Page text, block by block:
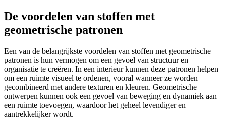
De voordelen van stoffen met
geometrische patronen
Een van de belangrijkste voordelen van stoffen met geometrische
patronen is hun vermogen om een gevoel van structuur en
organisatie te creëren. In een interieur kunnen deze patronen helpen
om een ruimte visueel te ordenen, vooral wanneer ze worden
gecombineerd met andere texturen en kleuren. Geometrische
ontwerpen kunnen ook een gevoel van beweging en dynamiek aan
een ruimte toevoegen, waardoor het geheel levendiger en
aantrekkelijker wordt.